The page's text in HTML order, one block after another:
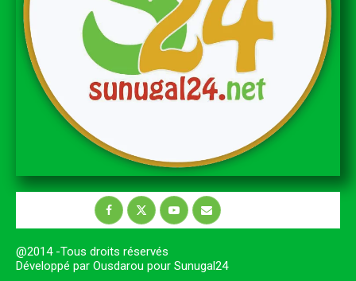
@2014 -Tous droits réservés
Développé par Ousdarou pour Sunugal24